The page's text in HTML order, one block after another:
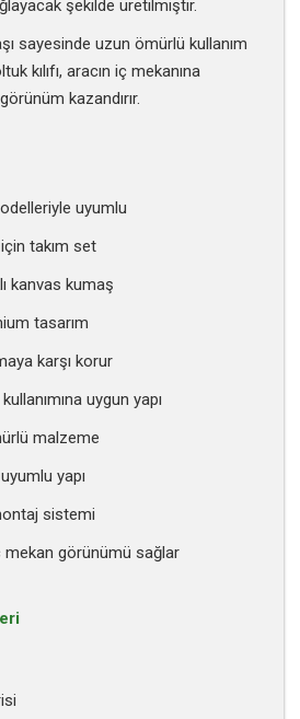
şekilde üretilmiştir.
sayesinde uzun ömürlü kullanım
kılıfı, aracın iç mekanına
kazandırır.
uyumlu
takım set
kanvas kumaş
tasarım
karşı korur
uygun yapı
malzeme
yapı
sistemi
mekan görünümü sağlar